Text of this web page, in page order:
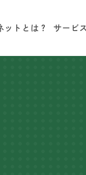
ットとは？ サービス